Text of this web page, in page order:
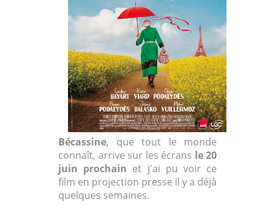
Bécassine, que tout le monde
connaît, arrive sur les écrans le 20
juin prochain et j'ai pu voir ce
film en projection presse il y a déjà
quelques semaines.